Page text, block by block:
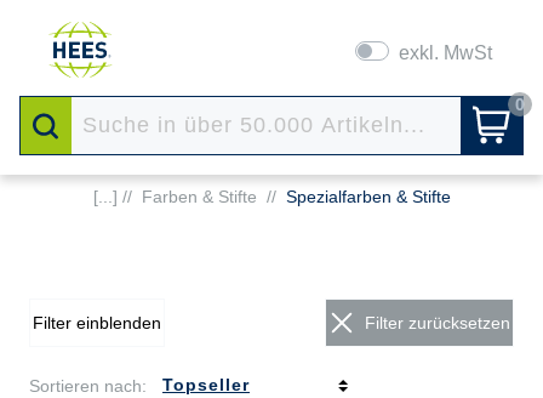
exkl. MwSt
0
[...] // Farben & Stifte // Spezialfarben & Stifte
Filter einblenden Filter zurücksetzen
Sortieren nach: